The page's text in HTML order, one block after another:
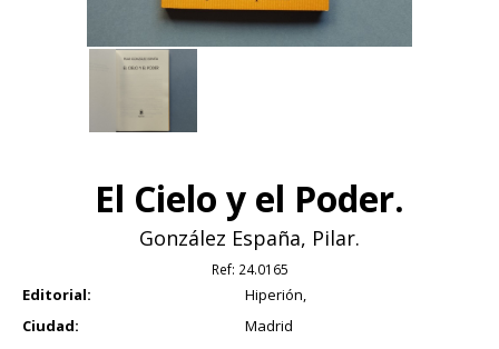
El Cielo y el Poder.
González España, Pilar.
Ref: 24.0165
Editorial:
Hiperión,
Ciudad:
Madrid